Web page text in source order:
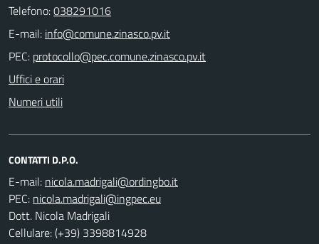
Telefono:038291016
E-mail:
PEC:
Uffici e orari
Numeri utili
CONTATTI D.P.O.
E-mail:
PEC:
Dott. Nicola Madrigali
Cellulare: (+39) 3398814928